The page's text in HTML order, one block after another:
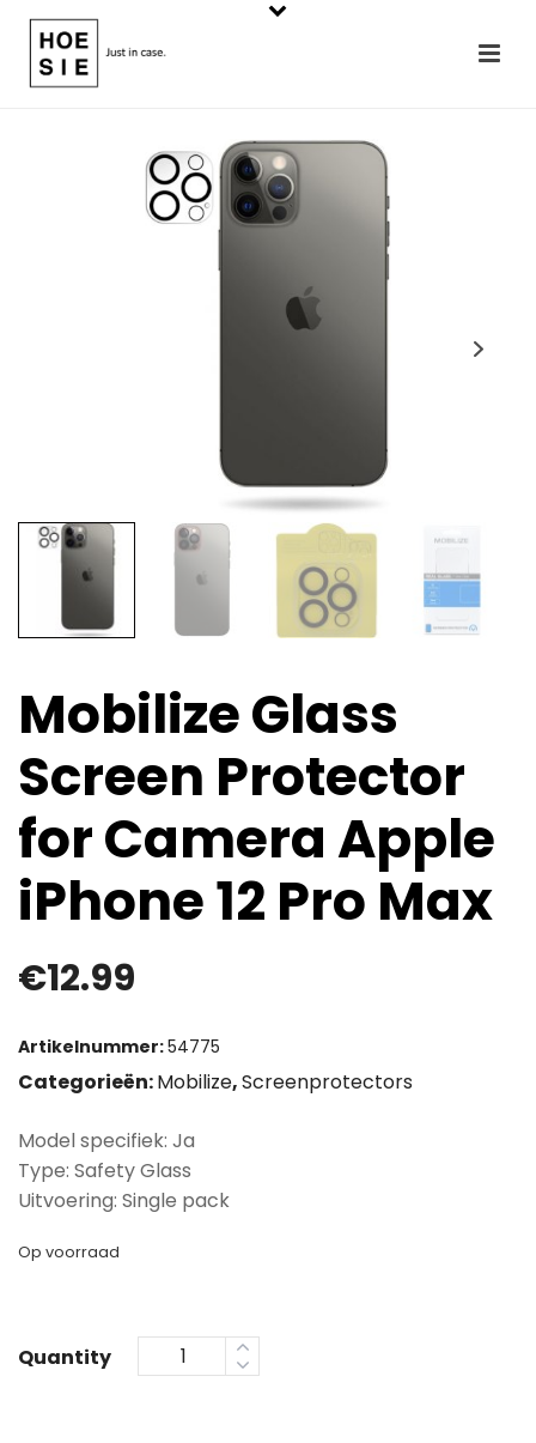
Mobilize Glass
Screen Protector
for Camera Apple
iPhone 12 Pro Max
€12.99
Artikelnummer:54775
Categorieën:Mobilize,Screenprotectors
Model specifiek: Ja
Type: Safety Glass
Uitvoering: Single pack
Op voorraad
Quantity